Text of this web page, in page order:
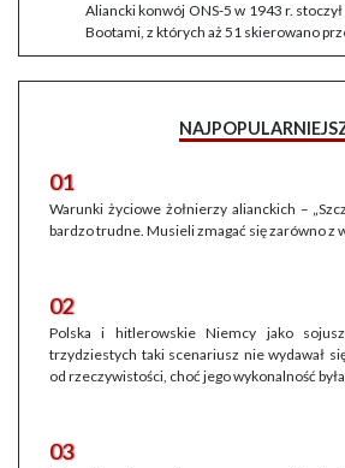
Aliancki konwój ONS-5 w 1943 r.
Bootami, z których aż 51 skierowano
01
Warunki życiowe żołnierzy alianckich –
bardzo trudne. Musieli zmagać się zarówno z
02
Polska i hitlerowskie Niemcy jako
trzydziestych taki scenariusz nie wydawał
od rzeczywistości, choć jego wykonalność
03